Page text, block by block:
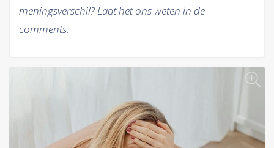
meningsverschil? Laat het ons weten in de
comments.